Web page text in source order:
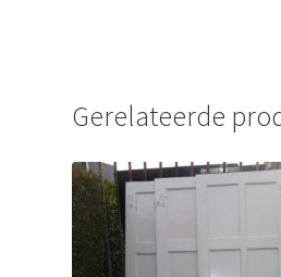
Gerelateerde